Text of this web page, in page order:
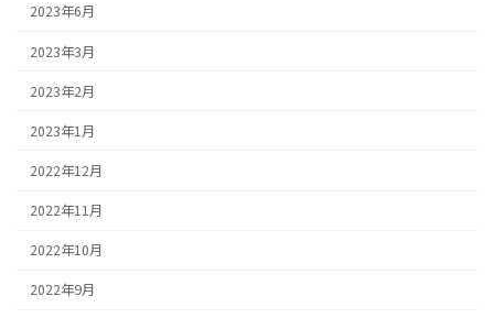
2023年6月
2023年3月
2023年2月
2023年1月
2022年12月
2022年11月
2022年10月
2022年9月